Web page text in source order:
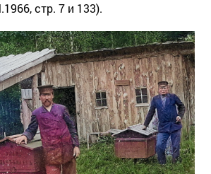
стр. 7 и 133).